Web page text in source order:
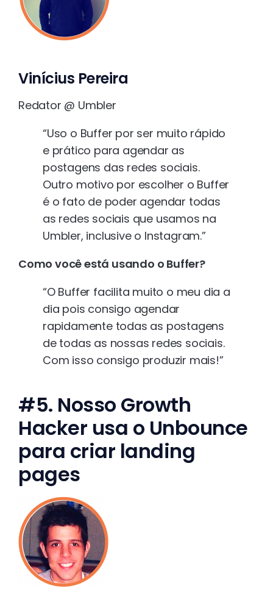
Vinícius Pereira
Redator @ Umbler
“Uso o Buffer por ser muito rápido
e prático para agendar as
postagens das redes sociais.
Outro motivo por escolher o Buffer
é o fato de poder agendar todas
as redes sociais que usamos na
Umbler, inclusive o Instagram.”
Como você está usando o Buffer?
“O Buffer facilita muito o meu dia a
dia pois consigo agendar
rapidamente todas as postagens
de todas as nossas redes sociais.
Com isso consigo produzir mais!”
#5. Nosso Growth
Hacker usa o Unbounce
para criar landing
pages